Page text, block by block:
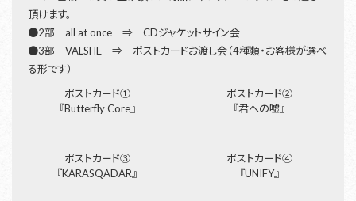
頂けます。
●2部 all at once ⇒ CDジャケットサイン会
●3部 VALSHE ⇒ ポストカードお渡し会（4種類・お客様が選べ
る形です）
ポストカード①
『Butterfly Core』
ポストカード②
『君への嘘』
ポストカード③
『KARASQADAR』
ポストカード④
『UNIFY』